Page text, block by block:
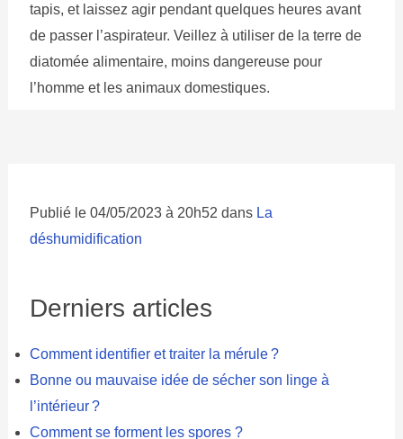
tapis, et laissez agir pendant quelques heures avant
de passer l’aspirateur. Veillez à utiliser de la terre de
diatomée alimentaire, moins dangereuse pour
l’homme et les animaux domestiques.
Publié le 04/05/2023 à 20h52 dans La
déshumidification
Derniers articles
Comment identifier et traiter la mérule ?
Bonne ou mauvaise idée de sécher son linge à
l’intérieur ?
Comment se forment les spores ?